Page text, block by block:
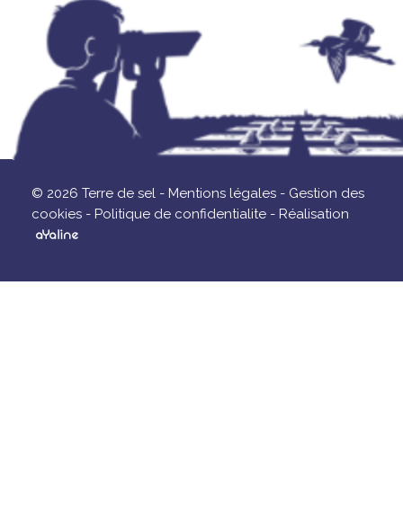
© 2026 Terre de sel - Mentions légales - Gestion des
cookies - Politique de confidentialite - Réalisation